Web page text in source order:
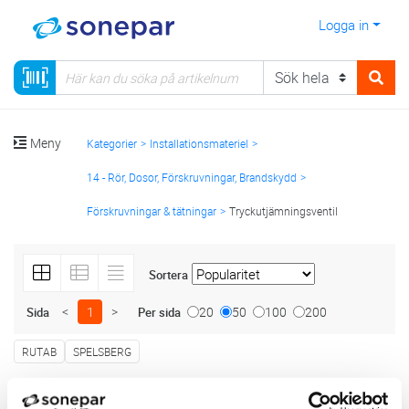
Logga in
Meny Kategorier Installationsmateriel
14 - Rör, Dosor, Förskruvningar, Brandskydd
Förskruvningar & tätningar Tryckutjämningsventil
Sortera
Sida < 1 > Per sida 20 50 100 200
RUTAB SPELSBERG